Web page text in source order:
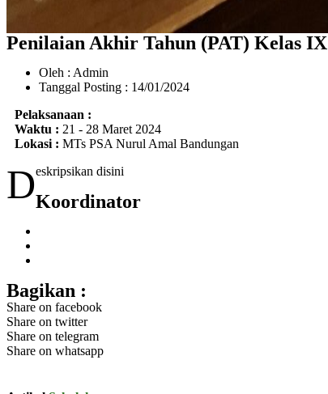
Penilaian Akhir Tahun (PAT) Kelas IX
Oleh : Admin
Tanggal Posting : 14/01/2024
Pelaksanaan :
Waktu : 21 - 28 Maret 2024
Lokasi : MTs PSA Nurul Amal Bandungan
Deskripsikan disini
Koordinator
Bagikan :
Share on facebook
Share on twitter
Share on telegram
Share on whatsapp